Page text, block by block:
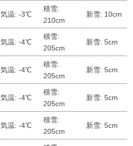
気温: -3℃
積雪:
210cm
新雪: 10cm
気温: -4℃
積雪:
205cm
新雪: 5cm
気温: -4℃
積雪:
205cm
新雪: 5cm
気温: -4℃
積雪:
205cm
新雪: 5cm
気温: -4℃
積雪:
205cm
新雪: 5cm